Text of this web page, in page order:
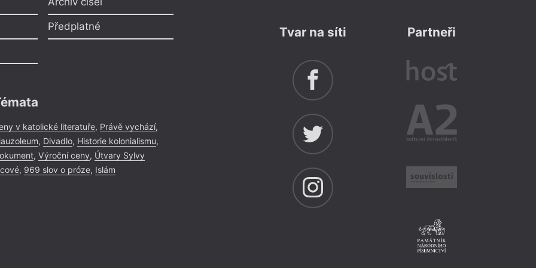
Předplatné
v katolické literatuře, Právě vychází,
, Divadlo, Historie kolonialismu,
, Výroční ceny, Útvary Sylvy
, 969 slov o próze, Islám
Tvar na síti Partneři